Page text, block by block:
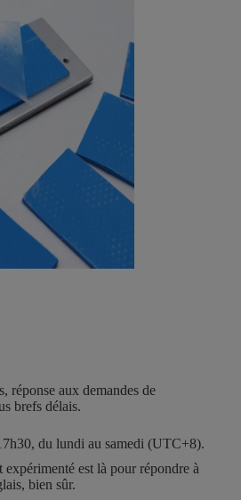
réponse aux demandes de
brefs délais.
du lundi au samedi (UTC+8).
est là pour répondre à
bien sûr.